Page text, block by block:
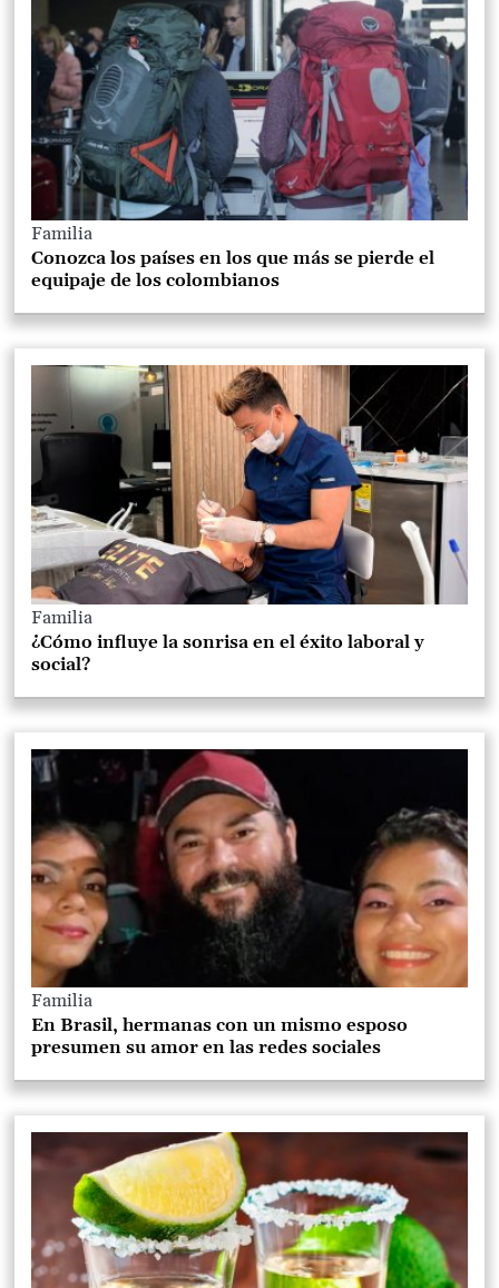
Familia
Conozca los países en los que más se pierde el
equipaje de los colombianos
Familia
¿Cómo influye la sonrisa en el éxito laboral y
social?
Familia
En Brasil, hermanas con un mismo esposo
presumen su amor en las redes sociales